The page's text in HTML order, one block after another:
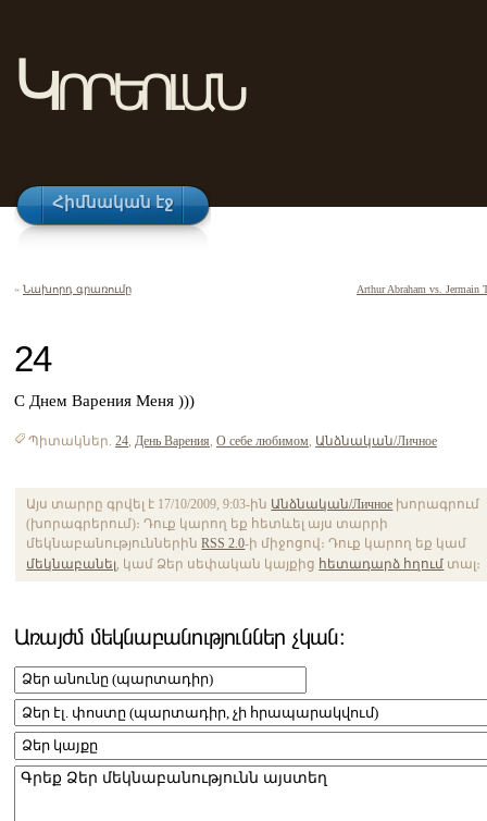
Կորեոլան
Հիմնական էջ
« Նախորդ գրառումը Arthur Abraham vs. Jermain
24
С Днем Варения Меня )))
Պիտակներ. 24, День Варения, О себе любимом, Անձնական/Личное
Այս տարրը գրվել է 17/10/2009, 9:03-ին Անձնական/Личное խորագրում
(խորագրերում)։ Դուք կարող եք հետևել այս տարրի
մեկնաբանություններինRSS 2.0-ի միջոցով։ Դուք կարող եք կամ
մեկնաբանել , կամ Ձեր սեփական կայքից հետադարձ հղում տալ։
Առայժմ մեկնաբանություններ չկան։